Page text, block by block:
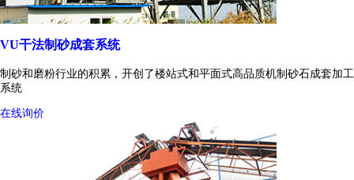
VU干法制砂成套系统
制砂和磨粉行业的积累，开创了楼站式和平面式高品质机制砂石成套加工
系统
在线询价